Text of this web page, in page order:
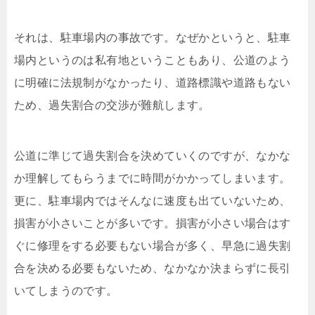
それは、駐車場内の事故です。なぜかというと、駐車
場内というのは私有地ということもあり、公道のよう
に明確に法規制がなかったり、道路標識や道路もない
ため、過失割合の交渉が難航します。
公道に準じて過失割合を決めていくのですが、なかな
か理解してもらうまでに時間がかかってしまいます。
更に、駐車場内ではそんなに速度も出ていないため、
損害が小さいことが多いです。損害が小さい場合はす
ぐに修理をする必要もない場合が多く、早急に過失割
合を決める必要もないため、なかなか決まらずに長引
いてしまうのです。